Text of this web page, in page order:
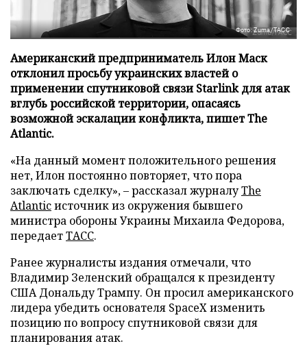
Фото: Zuma/ТАСС
Американский предприниматель Илон Маск
отклонил просьбу украинских властей о
применении спутниковой связи Starlink для атак
вглубь российской территории, опасаясь
возможной эскалации конфликта, пишет The
Atlantic.
«На данный момент положительного решения
нет, Илон постоянно повторяет, что пора
заключать сделку», – рассказал журналуThe
Atlanticисточник из окружения бывшего
министра обороны Украины Михаила Федорова,
передаетТАСС.
Ранее журналисты издания отмечали, что
Владимир Зеленский обращался к президенту
США Дональду Трампу. Он просил американского
лидера убедить основателя SpaceX изменить
позицию по вопросу спутниковой связи для
планирования атак.